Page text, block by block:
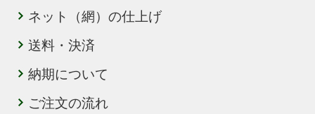
ネット（網）の仕上げ
送料・決済
納期について
ご注文の流れ